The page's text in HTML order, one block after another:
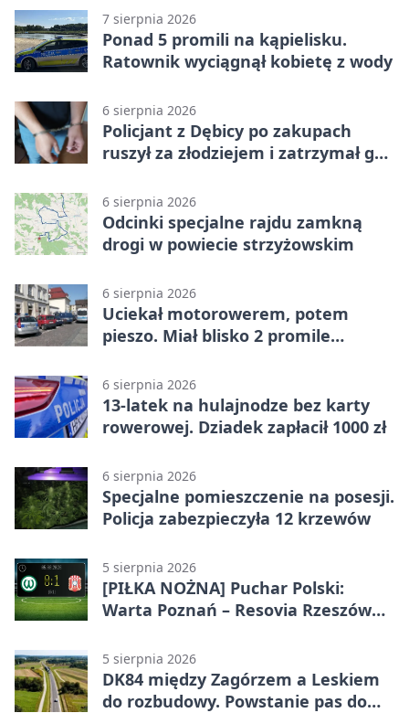
7 sierpnia 2026
Ponad 5 promili na kąpielisku.
Ratownik wyciągnął kobietę z wody
6 sierpnia 2026
Policjant z Dębicy po zakupach
ruszył za złodziejem i zatrzymał go
6 sierpnia 2026
Odcinki specjalne rajdu zamkną
drogi w powiecie strzyżowskim
6 sierpnia 2026
Uciekał motorowerem, potem
pieszo. Miał blisko 2 promile
6 sierpnia 2026
13-latek na hulajnodze bez karty
rowerowej. Dziadek zapłacił 1000 zł
6 sierpnia 2026
Specjalne pomieszczenie na posesji.
Policja zabezpieczyła 12 krzewów
5 sierpnia 2026
[PIŁKA NOŻNA] Puchar Polski:
Warta Poznań – Resovia Rzeszów
pierwszoligowca
5 sierpnia 2026
DK84 między Zagórzem a Leskiem
do rozbudowy. Powstanie pas do